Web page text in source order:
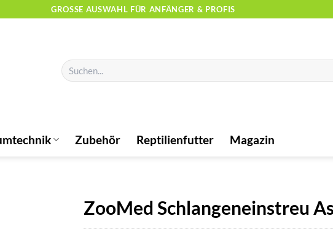
GROSSE AUSWAHL FÜR ANFÄNGER & PROFIS
Suchen
nach:
Zubehör Reptilienfutter Magazin
ZooMed Schlangeneinstreu